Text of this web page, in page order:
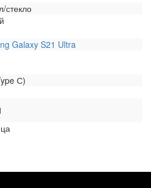
стекло
Galaxy S21 Ultra
С)